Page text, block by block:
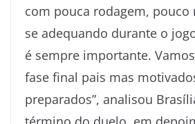
com pouca rodagem,
se adequando durante o
é sempre importante.
fase final pais mas
preparados”, analisou